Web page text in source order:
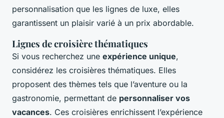
personnalisation que les lignes de luxe, elles
garantissent un plaisir varié à un prix abordable.
Lignes de croisière thématiques
Si vous recherchez une expérience unique,
considérez les croisières thématiques. Elles
proposent des thèmes tels que l’aventure ou la
gastronomie, permettant de personnaliser vos
vacances. Ces croisières enrichissent l’expérience